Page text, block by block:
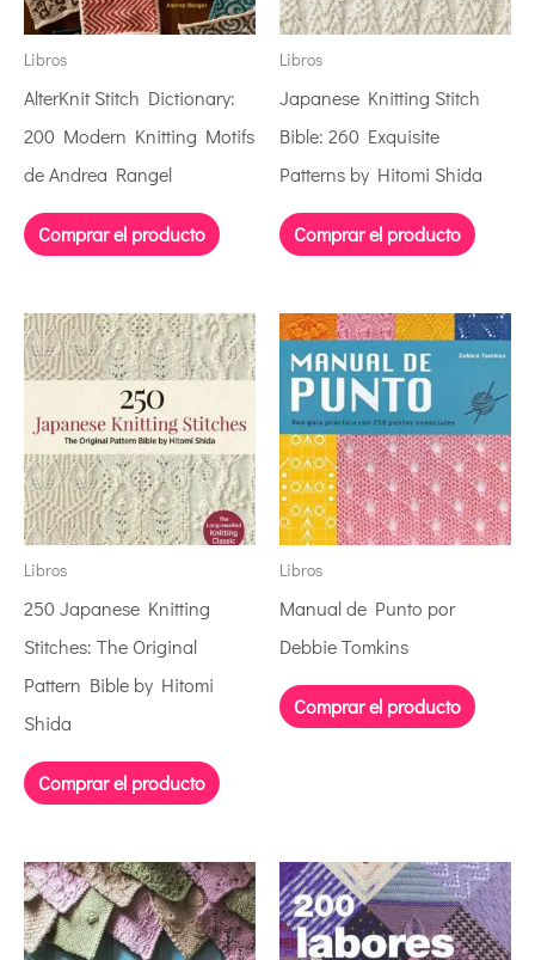
Libros
AlterKnit Stitch Dictionary:
200 Modern Knitting Motifs
de Andrea Rangel
Comprar el producto
Libros
Japanese Knitting Stitch
Bible: 260 Exquisite
Patterns by Hitomi Shida
Comprar el producto
Libros
250 Japanese Knitting
Stitches: The Original
Pattern Bible by Hitomi
Shida
Comprar el producto
Libros
Manual de Punto por
Debbie Tomkins
Comprar el producto